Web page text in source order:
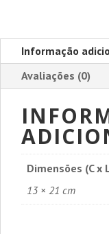
Informação
Avaliações (0)
Dimensões (C x
13 × 21 cm